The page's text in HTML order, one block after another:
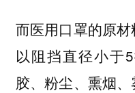
而医用口罩的原
以阻挡直径小于
胶、粉尘、熏烟